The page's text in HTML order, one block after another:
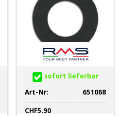
sofort lieferbar
Art-Nr:
651068
CHF5.90